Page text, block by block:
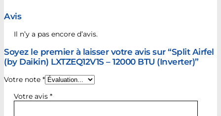
Avis
Il n’y a pas encore d’avis.
Soyez le premier à laisser votre avis sur “Split Airfel
(by Daikin) LXTZEQ12V1S – 12000 BTU (Inverter)”
Votre note *
Votre avis *